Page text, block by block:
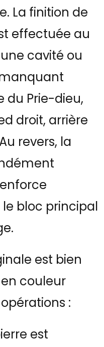
La finition de
effectuée au
cavité ou
du Prie-dieu,
droit, arrière
revers, la
le bloc principal
est bien
couleur
:
est